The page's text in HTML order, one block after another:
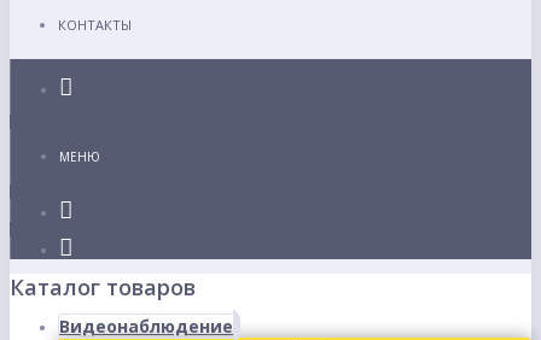
КОНТАКТЫ
МЕНЮ
Каталог товаров
Видеонаблюдение